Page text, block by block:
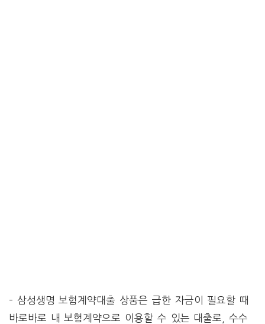
– 삼성생명 보험계약대출 상품은 급한 자금이 필요할 때
바로바로 내 보험계약으로 이용할 수 있는 대출로, 수수